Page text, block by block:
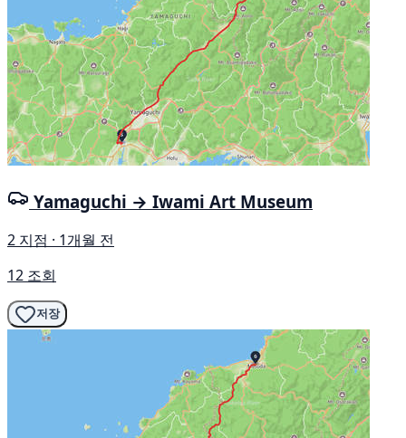
Yamaguchi → Iwami Art Museum
2 지점 · 1개월 전
12 조회
저장